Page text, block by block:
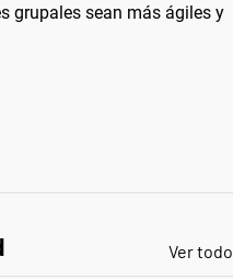
grupales sean más ágiles y
Ver todo